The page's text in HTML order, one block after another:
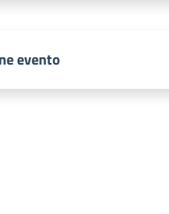
evento